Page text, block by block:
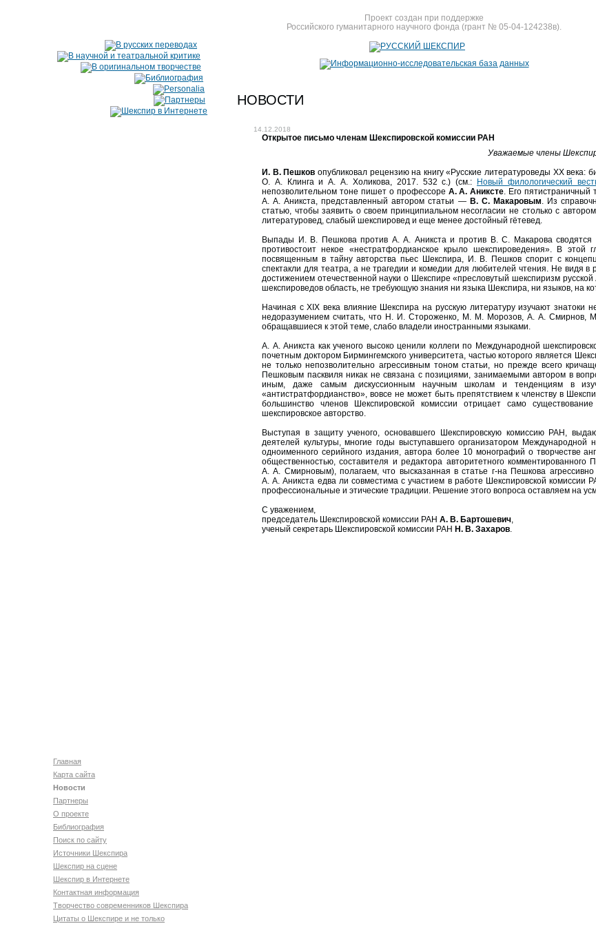
Проект создан при поддержке
Российского гуманитарного научного фонда (грант № 05-04-124238в).
НОВОСТИ
14.12.2018
Открытое письмо членам Шекспировской комиссии РАН
Уважаемые члены
И. В. Пешков опубликовал рецензию на книгу «Русские литературоведы ХХ века:
О. А. Клинга и А. А. Холикова, 2017. 532 с.) (см.:
Новый филологический
непозволительном тоне пишет о профессоре А. А. Аниксте. Его пятистраничный
А. А. Аникста, представленный автором статьи — В. С. Макаровым. Из
статью, чтобы заявить о своем принципиальном несогласии не столько с
литературовед, слабый шекспировед и еще менее достойный гётевед.
Выпады И. В. Пешкова против А. А. Аникста и против В. С. Макарова сводятся
противостоит некое «нестратфордианское крыло шекспирове­дения». В
посвященным в тайну авторства пьес Шекспира, И. В. Пешков спорит с
спектакли для театра, а не трагедии и комедии для любителей чтения. Не видя
достижением отечественной науки о Шекспире «пресловутый шекспиризм
шекспироведов область, не требующую знания ни языка Шекспира, ни языков, на
Начиная с XIX века влияние Шекспира на русскую литературу изучают знатоки
недоразумением считать, что Н. И. Стороженко, М. М. Морозов, А. А.
обращавшиеся к этой теме, слабо владели иностранными языками.
А. А. Аникста как ученого высоко ценили коллеги по Международной
почетным доктором Бирмингемского университета, частью которого является
не только непозволительно агрессивным тоном статьи, но прежде всего
Пешковым пасквиля никак не связана с позициями, занимаемыми автором в
иным, даже самым дискуссионным научным школам и тенденциям в
«антистратфордианство», вовсе не может быть препятствием к членству в
большинство членов Шекспировской комиссии отрицает само
шекспировское авторство.
Выступая в защиту ученого, основавшего Шекспировскую комиссию РАН,
деятелей культуры, многие годы выступавшего организатором Международной
одноименного серийного издания, автора более 10 монографий о творчестве
общественностью, составителя и редактора авторитетного
А. А. Смирновым),полагаем, что высказанная в статье г-на Пешкова
А. А. Аникста едва ли совместима с участием в работе Шекспировской
профессиональные и этические традиции. Решение этого вопроса оставляем на
С уважением,
председатель Шекспировской комиссии РАН А. В. Бартошевич,
ученый секретарь Шекспировской комиссии РАН Н. В. Захаров.
Главная
Карта сайта
Новости
Партнеры
О проекте
Библиография
Поиск по сайту
Источники Шекспира
Шекспир на сцене
Шекспир в Интернете
Контактная информация
Творчество современников Шекспира
Цитаты о Шекспире и не только